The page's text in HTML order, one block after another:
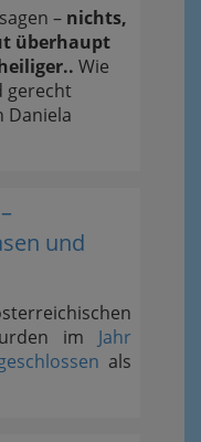
– nichts,
überhaupt
Wie
gerecht
Daniela
und
im Jahr
als